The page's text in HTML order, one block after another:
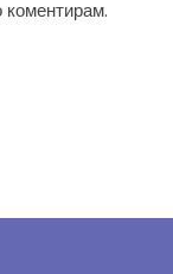
коментирам.